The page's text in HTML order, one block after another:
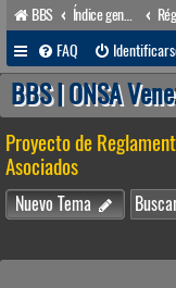
BBS Índice general
FAQ
BBS | ONSA
Proyecto de
Asociados
Nuevo Tema